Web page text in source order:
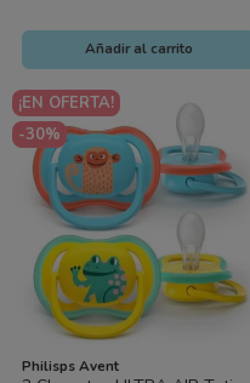
Añadir al carrito
¡EN OFERTA!
-30%
Philisps Avent